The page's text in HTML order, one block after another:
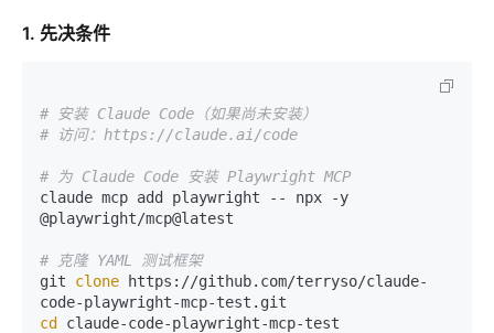
1. 先决条件
# 安装 Claude Code（如果尚未安装）
# 访问：https://claude.ai/code
# 为 Claude Code 安装 Playwright MCP
claude mcp add playwright -- npx -y
@playwright/mcp@latest
# 克隆 YAML 测试框架
git clone https://github.com/terryso/claude-
cd